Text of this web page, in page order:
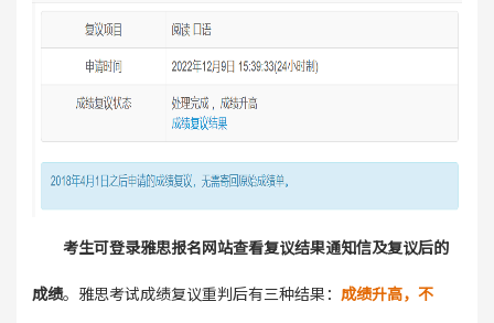
考生可登录雅思报名网站查看复议结果通知信及复议后的
成绩。雅思考试成绩复议重判后有三种结果： 成绩升高，不